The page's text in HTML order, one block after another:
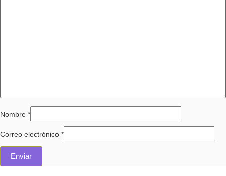
Nombre *
Correo electrónico *